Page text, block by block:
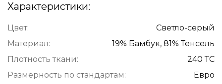
Характеристики:
Цвет:
Светло-серый
Материал:
19% Бамбук, 81% Тенсель
Плотность ткани:
240 ТС
Размерность по стандартам:
Евро